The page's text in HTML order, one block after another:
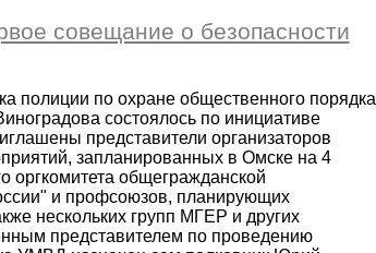
совещание о безопасности
полиции по охране общественного порядка
состоялось по инициативе
представители организаторов
запланированных в Омске на 4
оргкомитета общегражданской
и профсоюзов, планирующих
нескольких групп МГЕР и других
представителем по проведению